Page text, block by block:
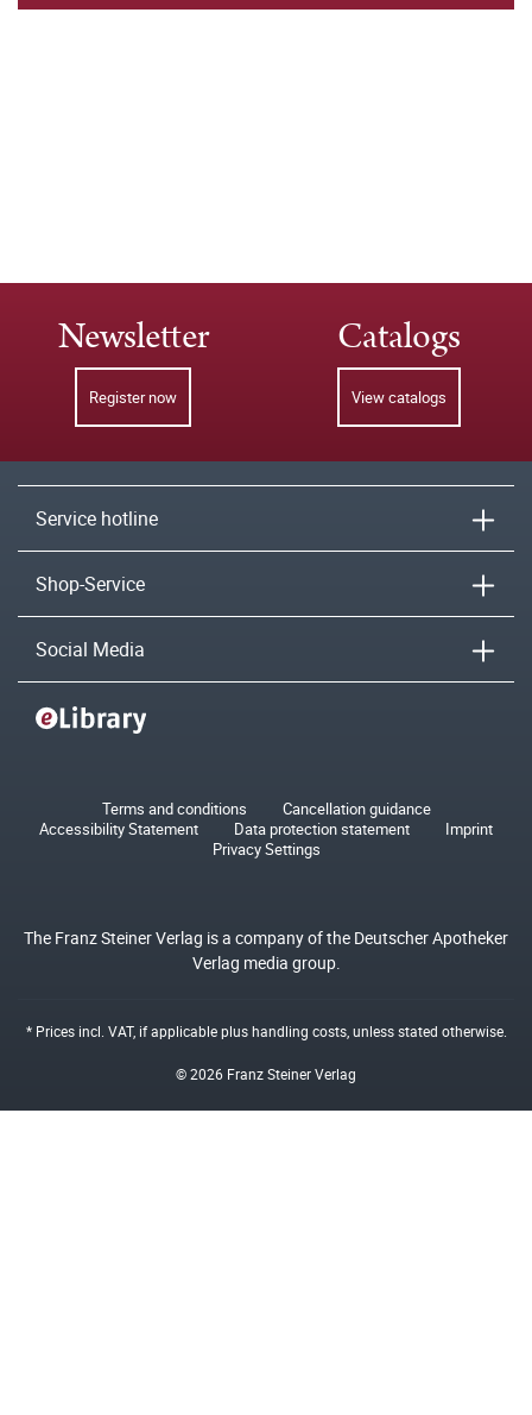
Newsletter
Register now
Catalogs
View catalogs
Service hotline
Shop-Service
Social Media
Terms and conditions
Cancellation guidance
Accessibility Statement
Data protection statement
Imprint
Privacy Settings
The Franz Steiner Verlag is a company of the Deutscher Apotheker
Verlag media group.
* Prices incl. VAT, if applicable plushandling costs, unless stated otherwise.
© 2026 Franz Steiner Verlag